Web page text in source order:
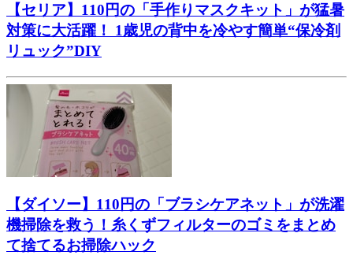
【セリア】110円の「手作りマスクキット」が猛暑
対策に大活躍！ 1歳児の背中を冷やす簡単“保冷剤
リュック”DIY
【ダイソー】110円の「ブラシケアネット」が洗濯
機掃除を救う！糸くずフィルターのゴミをまとめ
て捨てるお掃除ハック